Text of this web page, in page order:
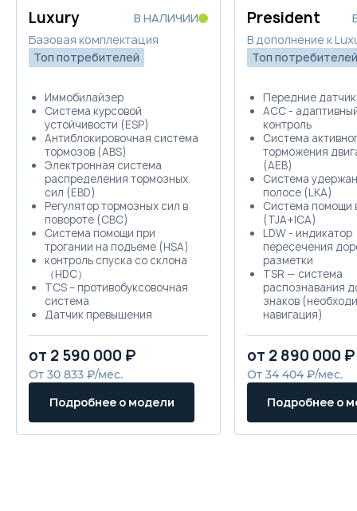
Luxury
В НАЛИЧИИ
Базовая комплектация
Топ потребителей
Иммобилайзер
Система курсовой
устойчивости (ESP)
Антиблокировочная система
тормозов (ABS)
Электронная система
распределения тормозных
сил (EBD)
Регулятор тормозных сил в
повороте (CBC)
Система помощи при
трогании на подъеме (HSA)
контроль спуска со склона
（HDC）
TCS – противобуксовочная
система
Датчик превышения
зон (BSD)
Система помощи при cмене
полосы движения (LCA)
Предупреждение о заднем
перекрестном столкновении
(RCTW)
Предупреждение об
от 2 590 000 ₽
От 30 833 ₽/мес.
Подробнее о модели
President
В дополнение к
Топ потребителей
Передние
ACC -
контроль
Система
торможения
(AEB)
Система
полосе (LKA)
Система помощи
(TJA+ICA)
LDW - индикатор
пересечения
разметки
TSR — система
распознавания
знаков
навигация)
20-дюймовые
литые диски
Система
возможном
при движении
(Только на
Кожаная
от 2 890 000 ₽
От 34 404 ₽/мес.
Подробнее о